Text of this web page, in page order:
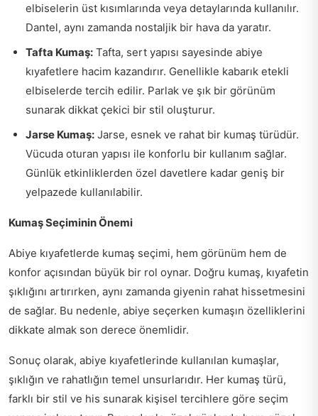
elbiselerin üst kısımlarında veya detaylarında kullanılır.
Dantel, aynı zamanda nostaljik bir hava da yaratır.
Tafta Kumaş: Tafta, sert yapısı sayesinde abiye
kıyafetlere hacim kazandırır. Genellikle kabarık etekli
elbiselerde tercih edilir. Parlak ve şık bir görünüm
sunarak dikkat çekici bir stil oluşturur.
Jarse Kumaş: Jarse, esnek ve rahat bir kumaş türüdür.
Vücuda oturan yapısı ile konforlu bir kullanım sağlar.
Günlük etkinliklerden özel davetlere kadar geniş bir
yelpazede kullanılabilir.
Kumaş Seçiminin Önemi
Abiye kıyafetlerde kumaş seçimi, hem görünüm hem de
konfor açısından büyük bir rol oynar. Doğru kumaş, kıyafetin
şıklığını artırırken, aynı zamanda giyenin rahat hissetmesini
de sağlar. Bu nedenle, abiye seçerken kumaşın özelliklerini
dikkate almak son derece önemlidir.
Sonuç olarak, abiye kıyafetlerinde kullanılan kumaşlar,
şıklığın ve rahatlığın temel unsurlarıdır. Her kumaş türü,
farklı bir stil ve his sunarak kişisel tercihlere göre seçim